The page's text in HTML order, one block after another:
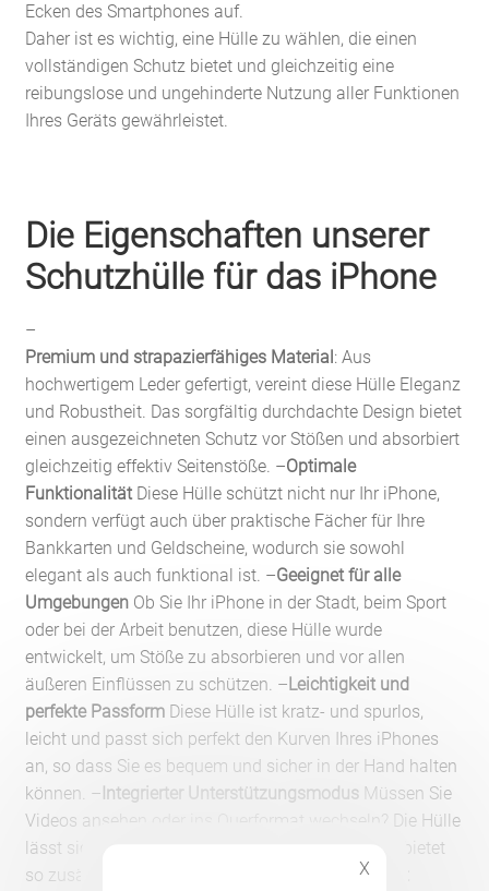
Ecken des Smartphones auf.
Daher ist es wichtig, eine Hülle zu wählen, die einen
vollständigen Schutz bietet und gleichzeitig eine
reibungslose und ungehinderte Nutzung aller Funktionen
Ihres Geräts gewährleistet.
Die Eigenschaften unserer
Schutzhülle für das iPhone
–
Premium und strapazierfähiges Material: Aus
hochwertigem Leder gefertigt, vereint diese Hülle Eleganz
und Robustheit. Das sorgfältig durchdachte Design bietet
einen ausgezeichneten Schutz vor Stößen und absorbiert
gleichzeitig effektiv Seitenstöße. –Optimale
FunktionalitätDiese Hülle schützt nicht nur Ihr iPhone,
sondern verfügt auch über praktische Fächer für Ihre
Bankkarten und Geldscheine, wodurch sie sowohl
elegant als auch funktional ist. –Geeignet für alle
UmgebungenOb Sie Ihr iPhone in der Stadt, beim Sport
oder bei der Arbeit benutzen, diese Hülle wurde
entwickelt, um Stöße zu absorbieren und vor allen
äußeren Einflüssen zu schützen. –Leichtigkeit und
perfekte PassformDiese Hülle ist kratz- und spurlos,
leicht und passt sich perfekt den Kurven Ihres iPhones
an, so dass Sie es bequem und sicher in der Hand halten
können. – Integrierter Unterstützungsmodus Müssen Sie
Videos ansehen oder ins Querformat wechseln? Die Hülle
lässt sich leicht in einen Ständer verwandeln und bietet
so zusätzlichen Komfort im Alltag. –
Farbenvielfalt
X